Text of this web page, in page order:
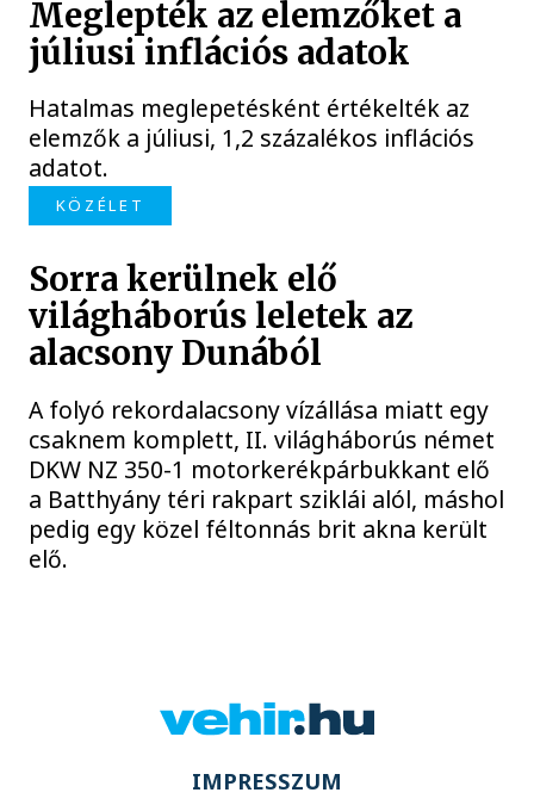
Meglepték az elemzőket a
júliusi inflációs adatok
Hatalmas meglepetésként értékelték az
elemzők a júliusi, 1,2 százalékos inflációs
adatot.
KÖZÉLET
Sorra kerülnek elő
világháborús leletek az
alacsony Dunából
A folyó rekordalacsony vízállása miatt egy
csaknem komplett, II. világháborús német
DKW NZ 350-1 motorkerékpárbukkant elő
a Batthyány téri rakpart sziklái alól, máshol
pedig egy közel féltonnás brit akna került
elő.
IMPRESSZUM